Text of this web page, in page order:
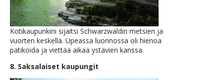
Kotikaupunkini sijaitsi Schwarzwaldin metsien ja
vuorten keskellä. Upeassa luonnossa oli hienoa
patikoida ja viettää aikaa ystävien kanssa.
8. Saksalaiset kaupungit